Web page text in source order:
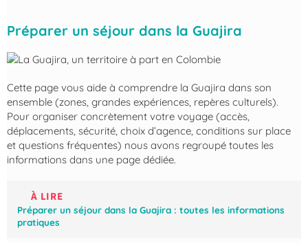
Préparer un séjour dans la Guajira
Cette page vous aide à comprendre la Guajira dans son
ensemble (zones, grandes expériences, repères culturels).
Pour organiser concrètement votre voyage (accès,
déplacements, sécurité, choix d’agence, conditions sur place
et questions fréquentes) nous avons regroupé toutes les
informations dans une page dédiée.
À LIRE
Préparer un séjour dans la Guajira : toutes les informations
pratiques